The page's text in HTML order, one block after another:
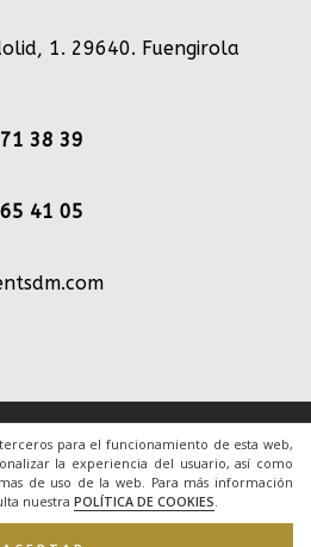
para el funcionamiento de esta web,
la experiencia del usuario, así como
de uso de la web. Para más información
nuestra POLÍTICA DE COOKIES.
1. 29640. Fuengirola
38 39
41 05
reservados. Una web
Aviso Legal